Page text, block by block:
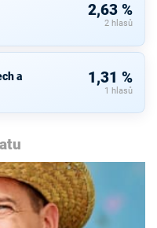
2,63 %
2 hlasů
a
1,31 %
1 hlasů